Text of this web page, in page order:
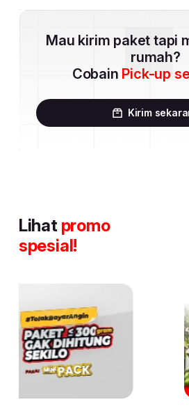
Mau kirim paket tapi
rumah?
Cobain Pick-up
Kirim
Lihat promo
spesial!